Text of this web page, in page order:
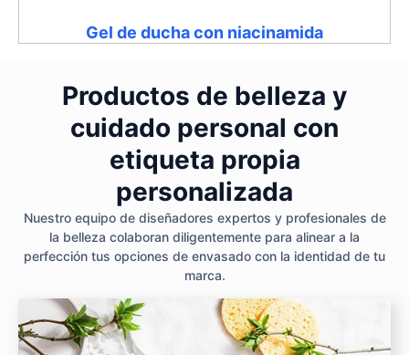
Gel de ducha con niacinamida
Productos de belleza y
cuidado personal con
etiqueta propia
personalizada
Nuestro equipo de diseñadores expertos y profesionales de
la belleza colaboran diligentemente para alinear a la
perfección tus opciones de envasado con la identidad de tu
marca.